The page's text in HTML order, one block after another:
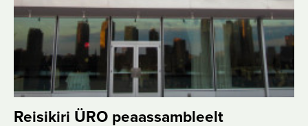
Reisikiri ÜRO peaassambleelt